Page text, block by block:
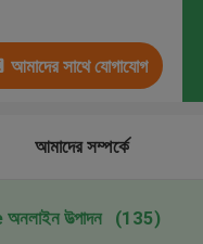
আমাদের সাথে যোগাযোগ
আমাদের সম্পর্কে
উত্পাদন (135)